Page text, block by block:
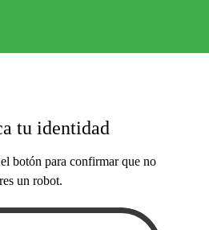
tu identidad
botón para confirmar que no
un robot.